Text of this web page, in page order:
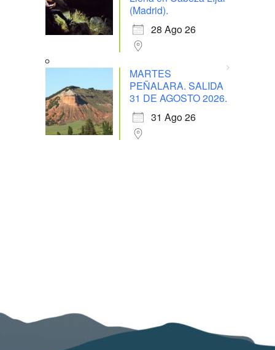
(Madrid).
28 Ago 26
MARTES
PEÑALARA. SALIDA
31 DE AGOSTO 2026.
31 Ago 26